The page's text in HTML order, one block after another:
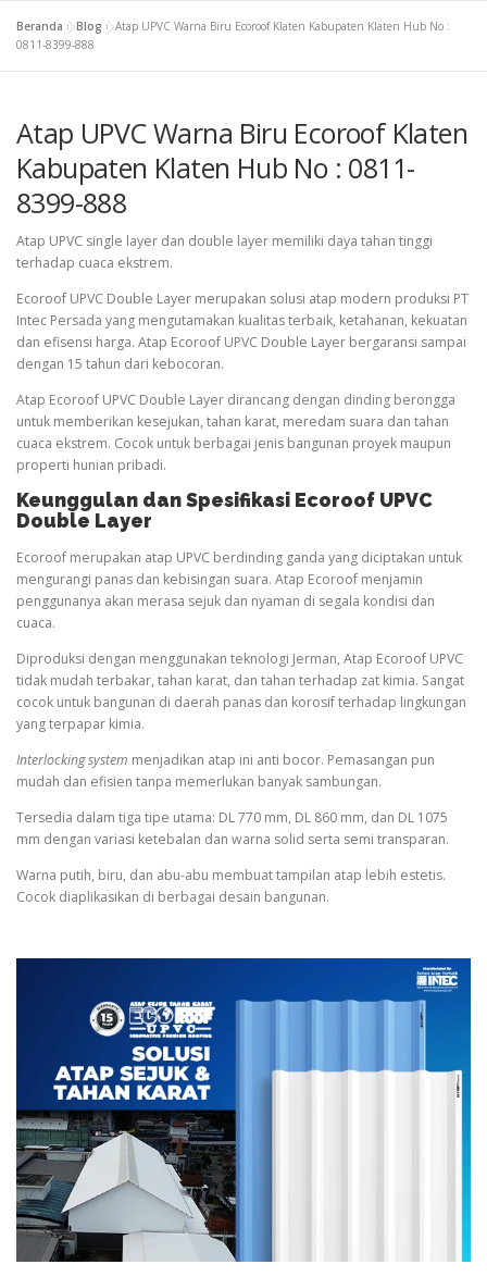
Beranda »Blog »Atap UPVC Warna Biru Ecoroof Klaten Kabupaten Klaten Hub No :
0811-8399-888
Atap UPVC Warna Biru Ecoroof Klaten
Kabupaten Klaten Hub No : 0811-
8399-888
Atap UPVC single layer dan double layer memiliki daya tahan tinggi
terhadap cuaca ekstrem.
Ecoroof UPVC Double Layer merupakan solusi atap modern produksi PT
Intec Persada yang mengutamakan kualitas terbaik, ketahanan, kekuatan
dan efisensi harga. Atap Ecoroof UPVC Double Layer bergaransi sampai
dengan 15 tahun dari kebocoran.
Atap Ecoroof UPVC Double Layer dirancang dengan dinding berongga
untuk memberikan kesejukan, tahan karat, meredam suara dan tahan
cuaca ekstrem. Cocok untuk berbagai jenis bangunan proyek maupun
properti hunian pribadi.
Keunggulan dan Spesifikasi Ecoroof UPVC
Double Layer
Ecoroof merupakan atap UPVC berdinding ganda yang diciptakan untuk
mengurangi panas dan kebisingan suara. Atap Ecoroof menjamin
penggunanya akan merasa sejuk dan nyaman di segala kondisi dan
cuaca.
Diproduksi dengan menggunakan teknologi Jerman, Atap Ecoroof UPVC
tidak mudah terbakar, tahan karat, dan tahan terhadap zat kimia. Sangat
cocok untuk bangunan di daerah panas dan korosif terhadap lingkungan
yang terpapar kimia.
Interlocking system menjadikan atap ini anti bocor. Pemasangan pun
mudah dan efisien tanpa memerlukan banyak sambungan.
Tersedia dalam tiga tipe utama: DL 770 mm, DL 860 mm, dan DL 1075
mm dengan variasi ketebalan dan warna solid serta semi transparan.
Warna putih, biru, dan abu-abu membuat tampilan atap lebih estetis.
Cocok diaplikasikan di berbagai desain bangunan.